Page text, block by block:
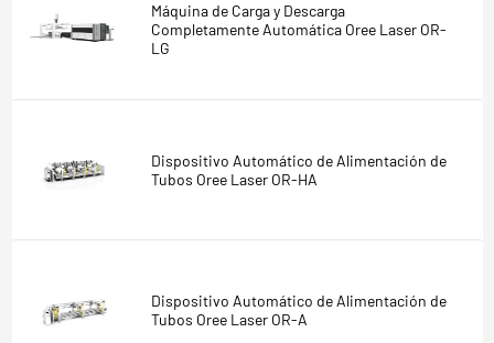
Máquina de Carga y Descarga
Completamente Automática Oree Laser OR-
LG
Dispositivo Automático de Alimentación de
Tubos Oree Laser OR-HA
Dispositivo Automático de Alimentación de
Tubos Oree Laser OR-A